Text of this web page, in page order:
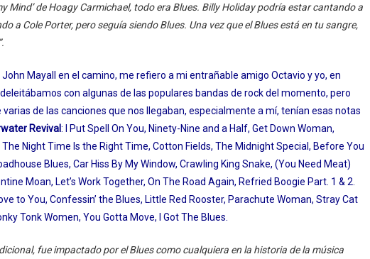
Mind’ de Hoagy Carmichael, todo era Blues. Billy Holiday podría estar cantando a
a Cole Porter, pero seguía siendo Blues. Una vez que el Blues está en tu sangre,
Mayall en el camino, me refiero a mi entrañable amigo Octavio y yo, en
con algunas de las populares bandas de rock del momento, pero
de las canciones que nos llegaban, especialmente a mí, tenían esas notas
Revival: I Put Spell On You, Ninety-Nine and a Half, Get Down Woman,
Night Time Is the Right Time, Cotton Fields, The Midnight Special, Before You
Blues, Car Hiss By My Window, Crawling King Snake, (You Need Meat)
Moan, Let’s Work Together, On The Road Again, Refried Boogie Part. 1 & 2.
to You, Confessin’ the Blues, Little Red Rooster, Parachute Woman, Stray Cat
Tonk Women, You Gotta Move, I Got The Blues.
fue impactado por el Blues como cualquiera en la historia de la música